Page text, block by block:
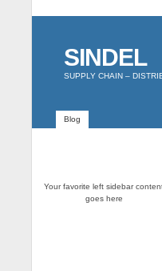
SINDEL
SUPPLY CHAIN –
Blog
Your favorite left sidebar
goes here